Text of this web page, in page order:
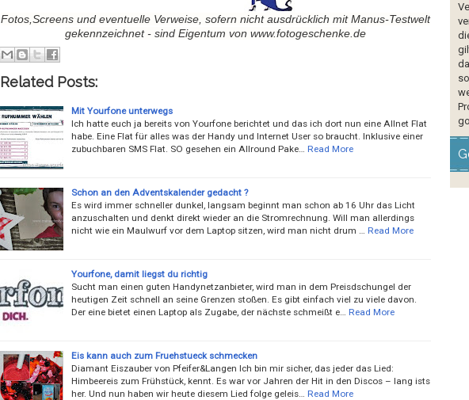
Fotos,Screens und eventuelle Verweise, sofern nicht ausdrücklich mit Manus-Testwelt
gekennzeichnet - sind Eigentum von www.fotogeschenke.de
Related Posts:
Mit Yourfone unterwegs
Ich hatte euch ja bereits von Yourfone berichtet und das ich dort nun eine Allnet Flat
habe. Eine Flat für alles was der Handy und Internet User so braucht. Inklusive einer
zubuchbaren SMS Flat. SO gesehen ein Allround Pake…
Read More
Schon an den Adventskalender gedacht ?
Es wird immer schneller dunkel, langsam beginnt man schon ab 16 Uhr das Licht
anzuschalten und denkt direkt wieder an die Stromrechnung. Will man allerdings
nicht wie ein Maulwurf vor dem Laptop sitzen, wird man nicht drum …
Read More
Yourfone, damit liegst du richtig
Sucht man einen guten Handynetzanbieter, wird man in dem Preisdschungel der
heutigen Zeit schnell an seine Grenzen stoßen. Es gibt einfach viel zu viele davon.
Der eine bietet einen Laptop als Zugabe, der nächste schmeißt e…
Read More
Eis kann auch zum Fruehstueck schmecken
Diamant Eiszauber von Pfeifer&Langen Ich bin mir sicher, das jeder das Lied:
Himbeereis zum Frühstück, kennt. Es war vor Jahren der Hit in den Discos – lang ­ists
her. Und nun haben wir heute diesem Lied folge geleis…
Read More